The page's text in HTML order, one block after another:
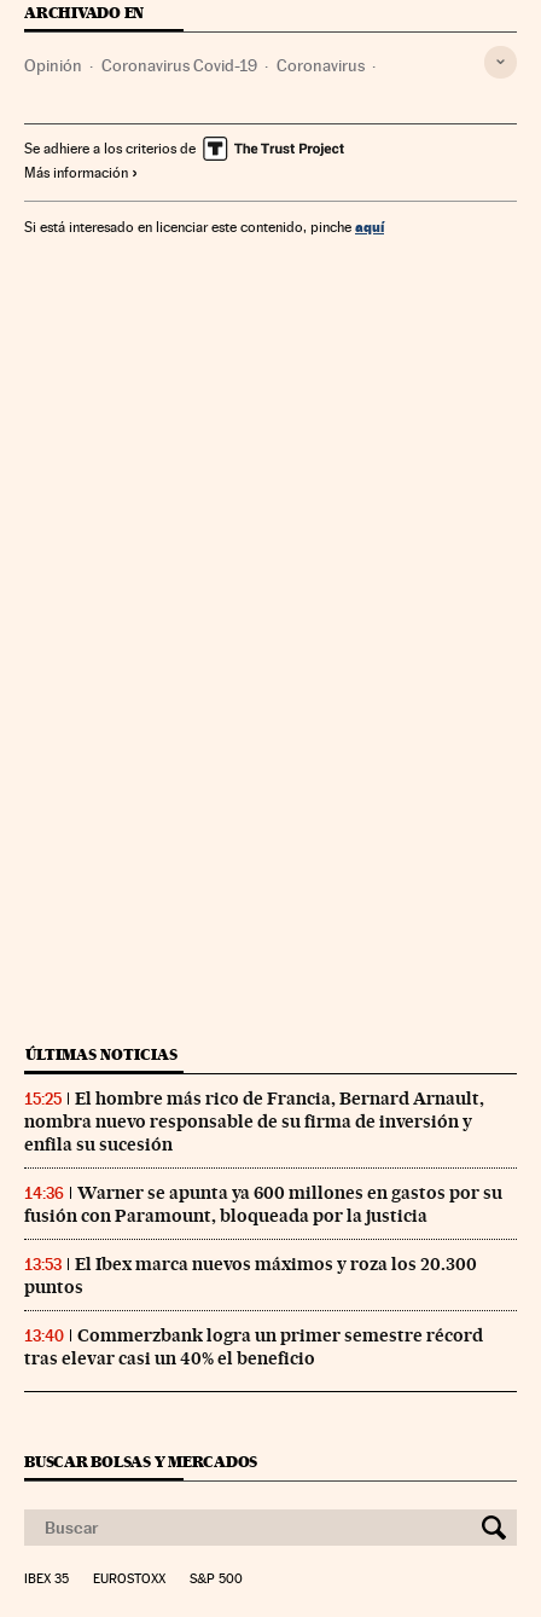
ARCHIVADO EN
Opinión Coronavirus Covid-19 Coronavirus
Enfermedades infecciosas Epidemia Enfermedades
Microbiología
Organizaciones internacionales Medicina Europa
Se adhiere a los criterios de
Más información
Si está interesado en licenciar este contenido, pinche aquí
ÚLTIMAS NOTICIAS
15:25
El hombre más rico de Francia, Bernard Arnault,
nombra nuevo responsable de su firma de inversión y
enfila su sucesión
14:36
Warner se apunta ya 600 millones en gastos por su
fusión con Paramount, bloqueada por la justicia
13:53
El Ibex marca nuevos máximos y roza los 20.300
puntos
13:40
Commerzbank logra un primer semestre récord
tras elevar casi un 40% el beneficio
BUSCAR BOLSAS Y MERCADOS
IBEX 35 EUROSTOXX S&P 500